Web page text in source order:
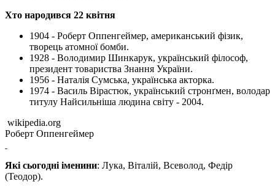
Хто народився 22 квітня
1904 - Роберт Оппенгеймер, американський фізик,
творець атомної бомби.
1928 - Володимир Шинкарук, український філософ,
президент товариства Знання України.
1956 - Наталія Сумська, українська акторка.
1974 - Василь Вірастюк, український стронґмен, володар
титулу Найсильніша людина світу - 2004.
wikipedia.org
Роберт Оппенгеймер
Які сьогодні іменини: Лука, Віталій, Всеволод, Федір
(Теодор).